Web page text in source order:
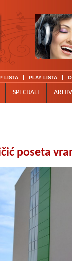
LISTA PLAY LISTA
SPECIJALI
poseta